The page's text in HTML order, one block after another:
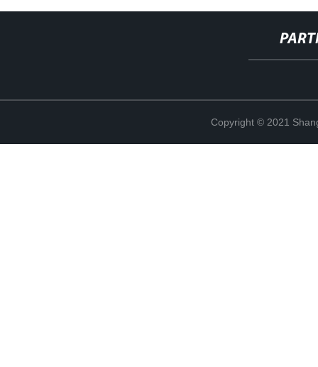
Copyright © 2021